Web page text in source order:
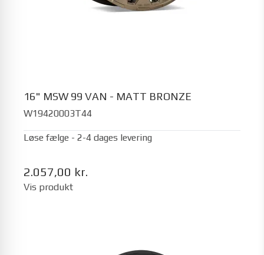
16" MSW 99 VAN - MATT BRONZE
W19420003T44
Løse fælge - 2-4 dages levering
2.057,00 kr.
Vis produkt